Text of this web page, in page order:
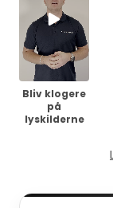
Bliv klogere
på
lyskilderne